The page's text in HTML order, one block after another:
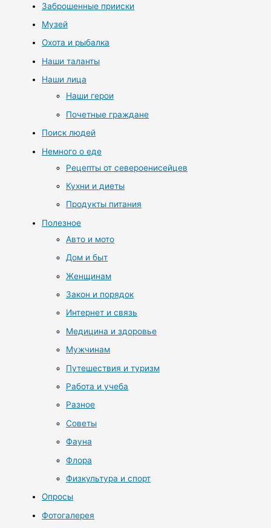
Заброшенные прииски
Музей
Охота и рыбалка
Наши таланты
Наши лица
Наши герои
Почетные граждане
Поиск людей
Немного о еде
Рецепты от североенисейцев
Кухни и диеты
Продукты питания
Полезное
Авто и мото
Дом и быт
Женщинам
Закон и порядок
Интернет и связь
Медицина и здоровье
Мужчинам
Путешествия и туризм
Работа и учеба
Разное
Советы
Фауна
Флора
Физкультура и спорт
Опросы
Фотогалерея